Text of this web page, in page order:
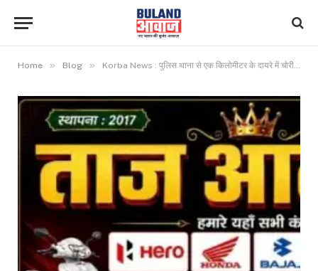
Home » Blog » Korba News : पुलिस थाना से एक किलोमीटर के दायरे में चोरी की घटना